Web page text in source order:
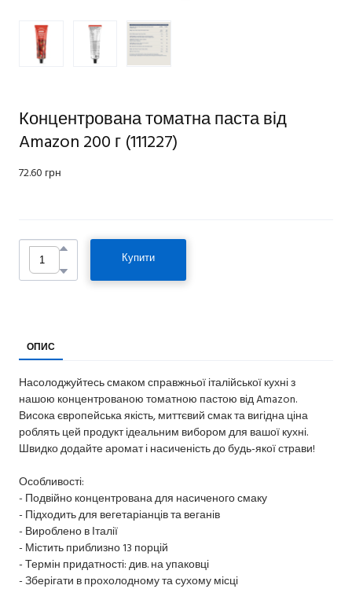
Концентрована томатна паста від
Amazon 200 г (111227)
72.60 грн
Купити
ОПИС
Насолоджуйтесь смаком справжньої італійської кухні з
нашою концентрованою томатною пастою від Amazon.
Висока європейська якість, миттєвий смак та вигідна ціна
роблять цей продукт ідеальним вибором для вашої кухні.
Швидко додайте аромат і насиченість до будь-якої страви!
Особливості:
- Подвійно концентрована для насиченого смаку
- Підходить для вегетаріанців та веганів
- Вироблено в Італії
- Містить приблизно 13 порцій
- Термін придатності: див. на упаковці
- Зберігати в прохолодному та сухому місці